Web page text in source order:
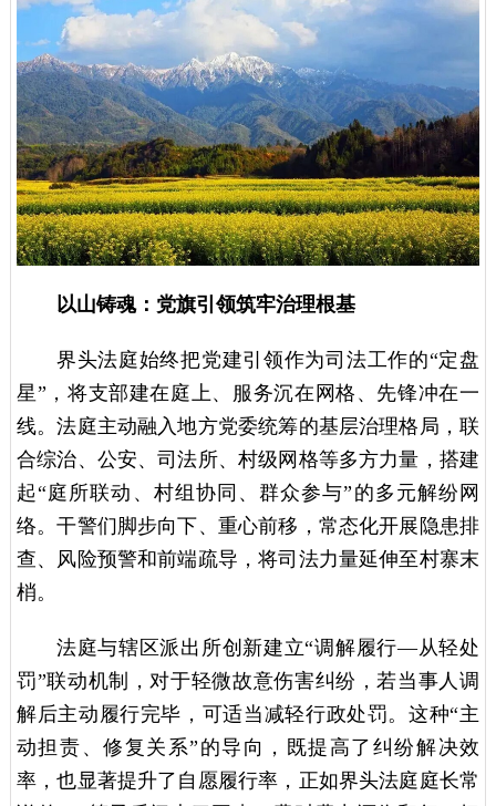
以山铸魂：党旗引领筑牢治理根基
界头法庭始终把党建引领作为司法工作的“定盘
星”，将支部建在庭上、服务沉在网格、先锋冲在一
线。法庭主动融入地方党委统筹的基层治理格局，联
合综治、公安、司法所、村级网格等多方力量，搭建
起“庭所联动、村组协同、群众参与”的多元解纷网
络。干警们脚步向下、重心前移，常态化开展隐患排
查、风险预警和前端疏导，将司法力量延伸至村寨末
梢。
法庭与辖区派出所创新建立“调解履行—从轻处
罚”联动机制，对于轻微故意伤害纠纷，若当事人调
解后主动履行完毕，可适当减轻行政处罚。这种“主
动担责、修复关系”的导向，既提高了纠纷解决效
率，也显著提升了自愿履行率，正如界头法庭庭长常